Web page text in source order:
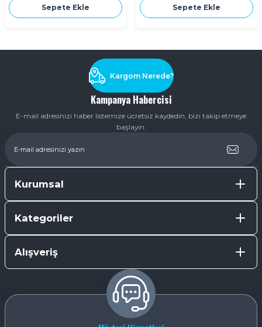
Sepete Ekle Sepete Ekle
Kampanya Habercisi
E-mail adresinizi haber listemize ücretsiz kaydedin, bizi takip etmeye
başlayın.
Kargom Nerede?
Kurumsal
Kategoriler
Alışveriş